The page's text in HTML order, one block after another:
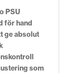
PSU
för hand
ge absolut
som